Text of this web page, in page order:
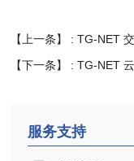
【上一条】 :TG-NET
【下一条】 :TG-NET
服务支持